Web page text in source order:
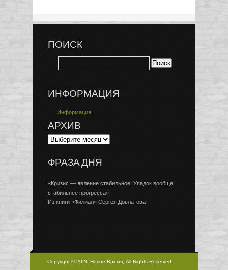
ПОИСК
ИНФОРМАЦИЯ
Информация
АРХИВ
ФРАЗА ДНЯ
«Кризис — явление стабильное. Упадок вообще
стабильнее прогресса»
Из книги «Филиал» Сергея Довлатова
Copyright © 2026 Новое Время, All Rights Reserved.